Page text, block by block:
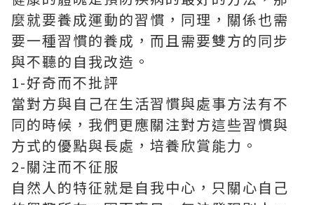
麼就要養成運動的習慣，同理，關係也需
要一種習慣的養成，而且需要雙方的同步
與不聽的自我改造。
1-好奇而不批評
當對方與自己在生活習慣與處事方法有不
同的時候，我們更應關注對方這些習慣與
方式的優點與長處，培養欣賞能力。
2-關注而不征服
自然人的特征就是自我中心，只關心自己